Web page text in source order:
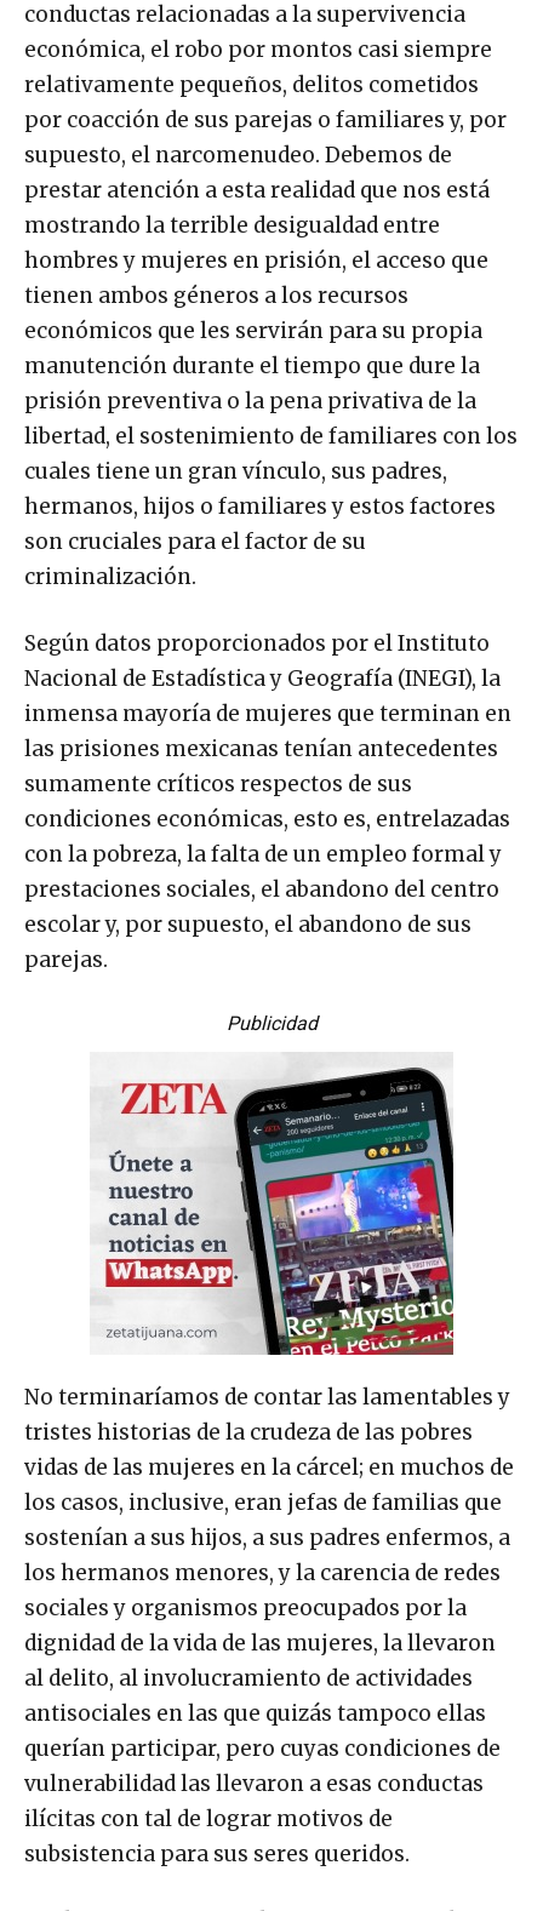
conductas relacionadas a la supervivencia
económica, el robo por montos casi siempre
relativamente pequeños, delitos cometidos
por coacción de sus parejas o familiares y, por
supuesto, el narcomenudeo. Debemos de
prestar atención a esta realidad que nos está
mostrando la terrible desigualdad entre
hombres y mujeres en prisión, el acceso que
tienen ambos géneros a los recursos
económicos que les servirán para su propia
manutención durante el tiempo que dure la
prisión preventiva o la pena privativa de la
libertad, el sostenimiento de familiares con los
cuales tiene un gran vínculo, sus padres,
hermanos, hijos o familiares y estos factores
son cruciales para el factor de su
criminalización.
Según datos proporcionados por el Instituto
Nacional de Estadística y Geografía (INEGI), la
inmensa mayoría de mujeres que terminan en
las prisiones mexicanas tenían antecedentes
sumamente críticos respectos de sus
condiciones económicas, esto es, entrelazadas
con la pobreza, la falta de un empleo formal y
prestaciones sociales, el abandono del centro
escolar y, por supuesto, el abandono de sus
parejas.
Publicidad
No terminaríamos de contar las lamentables y
tristes historias de la crudeza de las pobres
vidas de las mujeres en la cárcel; en muchos de
los casos, inclusive, eran jefas de familias que
sostenían a sus hijos, a sus padres enfermos, a
los hermanos menores, y la carencia de redes
sociales y organismos preocupados por la
dignidad de la vida de las mujeres, la llevaron
al delito, al involucramiento de actividades
antisociales en las que quizás tampoco ellas
querían participar, pero cuyas condiciones de
vulnerabilidad las llevaron a esas conductas
ilícitas con tal de lograr motivos de
subsistencia para sus seres queridos.